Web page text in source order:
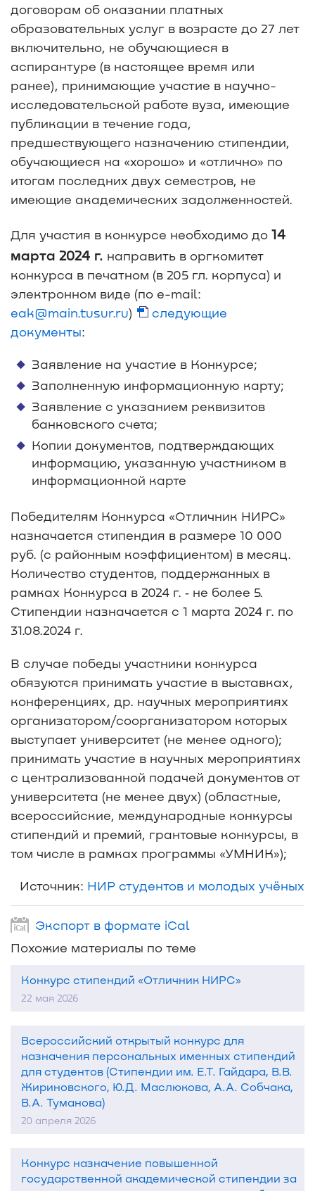
договорам об оказании платных
образовательных услуг в возрасте до 27 лет
включительно, не обучающиеся в
аспирантуре (в настоящее время или
ранее), принимающие участие в научно-
исследовательской работе вуза, имеющие
публикации в течение года,
предшествующего назначению стипендии,
обучающиеся на «хорошо» и «отлично» по
итогам последних двух семестров, не
имеющие академических задолженностей.
Для участия в конкурсе необходимо до 14
марта 2024 г. направить в оргкомитет
конкурса в печатном (в 205 гл. корпуса) и
электронном виде (по e-mail:
eak@main.tusur.ru)
следующие
документы:
Заявление на участие в Конкурсе;
Заполненную информационную карту;
Заявление с указанием реквизитов
банковского счета;
Копии документов, подтверждающих
информацию, указанную участником в
информационной карте
Победителям Конкурса «Отличник НИРС»
назначается стипендия в размере 10 000
руб. (с районным коэффициентом) в месяц.
Количество студентов, поддержанных в
рамках Конкурса в 2024 г. ‑ не более 5.
Стипендии назначается с 1 марта 2024 г. по
31.08.2024 г.
В случае победы участники конкурса
обязуются принимать участие в выставках,
конференциях, др. научных мероприятиях
организатором/соорганизатором которых
выступает университет (не менее одного);
принимать участие в научных мероприятиях
с централизованной подачей документов от
университета (не менее двух) (областные,
всероссийские, международные конкурсы
стипендий и премий, грантовые конкурсы, в
том числе в рамках программы «УМНИК»);
Источник: НИР студентов и молодых учёных
Экспорт в формате iCal
Похожие материалы по теме
Конкурс стипендий «Отличник НИРС»
22 мая 2026
Всероссийский открытый конкурс для
назначения персональных именных стипендий
для студентов (Стипендии им. Е.Т. Гайдара, В.В.
Жириновского, Ю.Д. Маслюкова, А.А. Собчака,
В.А. Туманова)
20 апреля 2026
Конкурс назначение повышенной
государственной академической стипендии за